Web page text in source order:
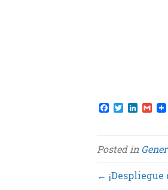
F
e
b
o
o
k
T
t
t
e
r
L
k
e
d
I
n
G
i
l
Posted in
←